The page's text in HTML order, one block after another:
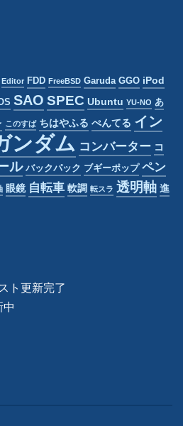
Editor FDD FreeBSD Garuda GGO iPod
SAO SPEC Ubuntu YU-NO あ
このすば ちはやふる ぺんてる イン
ンダム コンバーター コ
ル バックパック ブギーポップ ペン
眼鏡 自転車 軟調 転スラ 透明軸 進
ト更新完了
中